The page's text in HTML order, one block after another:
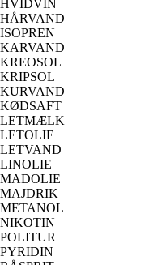
HVIDVIN
HÅRVAND
ISOPREN
KARVAND
KREOSOL
KRIPSOL
KURVAND
KØDSAFT
LETMÆLK
LETOLIE
LETVAND
LINOLIE
MADOLIE
MAJDRIK
METANOL
NIKOTIN
POLITUR
PYRIDIN